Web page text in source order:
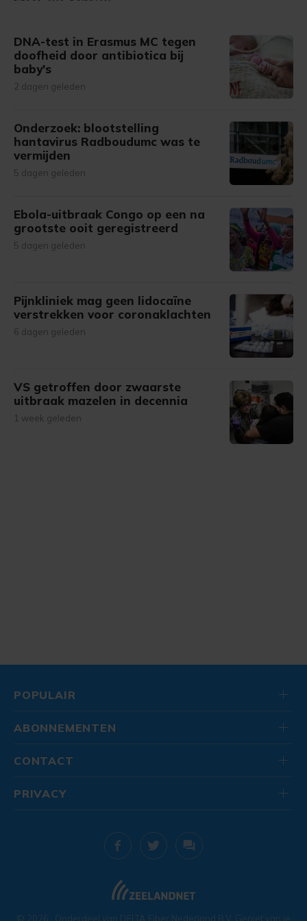
DNA-test in Erasmus MC tegen
doofheid door antibiotica bij
baby's
2 dagen geleden
Onderzoek: blootstelling
hantavirus Radboudumc was te
vermijden
5 dagen geleden
Ebola-uitbraak Congo op een na
grootste ooit geregistreerd
5 dagen geleden
Pijnkliniek mag geen lidocaïne
verstrekken voor coronaklachten
6 dagen geleden
VS getroffen door zwaarste
uitbraak mazelen in decennia
1 week geleden
POPULAIR
ABONNEMENTEN
CONTACT
© 2026 . Onderdeel van DELTA Fiber Nederland B.V. Geniet van je
PRIVACY